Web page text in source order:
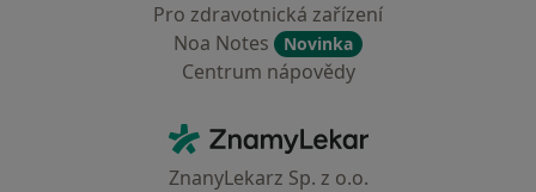
Pro zdravotnická zařízení
Noa Notes
Novinka
Centrum nápovědy
ZnamyLekar - Hlavní stránka
ZnanyLekarz Sp. z o.o.